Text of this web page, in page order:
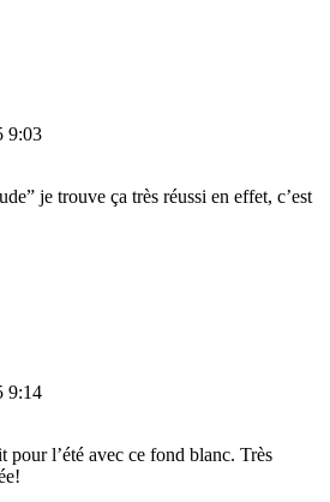
9:03
je trouve ça très réussi en effet, c’est
9:14
pour l’été avec ce fond blanc. Très